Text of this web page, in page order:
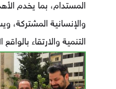
المستدام، بما يخدم
والإنسانية
التنمية والارتقاء